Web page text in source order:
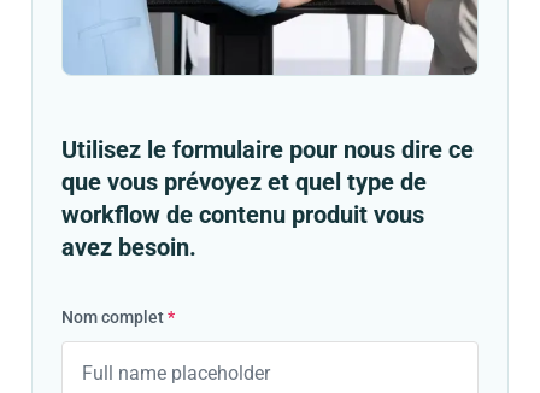
Utilisez le formulaire pour nous dire ce
que vous prévoyez et quel type de
workflow de contenu produit vous
avez besoin.
Nom complet*